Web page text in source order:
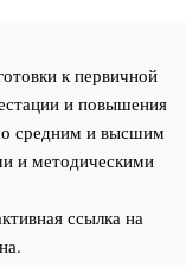
к первичной
и повышения
средним и высшим
и методическими
ссылка на